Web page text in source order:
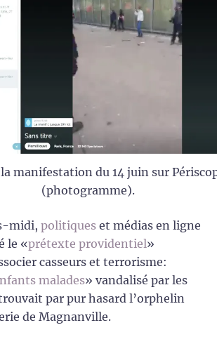
manifestation du 14 juin sur
(photogramme).
midi, politiques et médias en ligne
le «prétexte providentiel»
casseurs et terrorisme:
malades» vandalisé par les
par pur hasard l’orphelin
de Magnanville.